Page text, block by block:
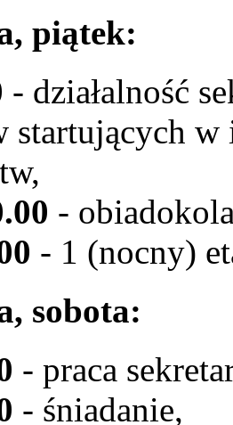
piątek:
- działalność
startujących
-
- 1 (nocny)
sobota:
- praca
- śniadanie,